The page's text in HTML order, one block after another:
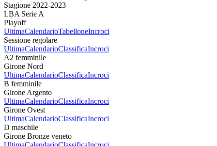
Stagione 2022-2023
LBA Serie A
Playoff
UltimaCalendarioTabelloneIncroci
Sessione regolare
UltimaCalendarioClassificaIncroci
A2 femminile
Girone Nord
UltimaCalendarioClassificaIncroci
B femminile
Girone Argento
UltimaCalendarioClassificaIncroci
Girone Ovest
UltimaCalendarioClassificaIncroci
D maschile
Girone Bronze veneto